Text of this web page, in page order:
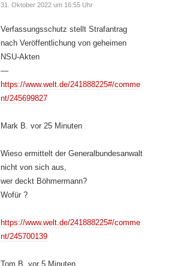
31. Oktober 2022 um 16:55 Uhr
Verfassungsschutz stellt Strafantrag
nach Veröffentlichung von geheimen
NSU-Akten
—
https://www.welt.de/241888225#/comme
nt/245699827
Mark B. vor 25 Minuten
Wieso ermittelt der Generalbundesanwalt
nicht von sich aus,
wer deckt Böhmermann?
Wofür ?
https://www.welt.de/241888225#/comme
nt/245700139
Tom B. vor 5 Minuten